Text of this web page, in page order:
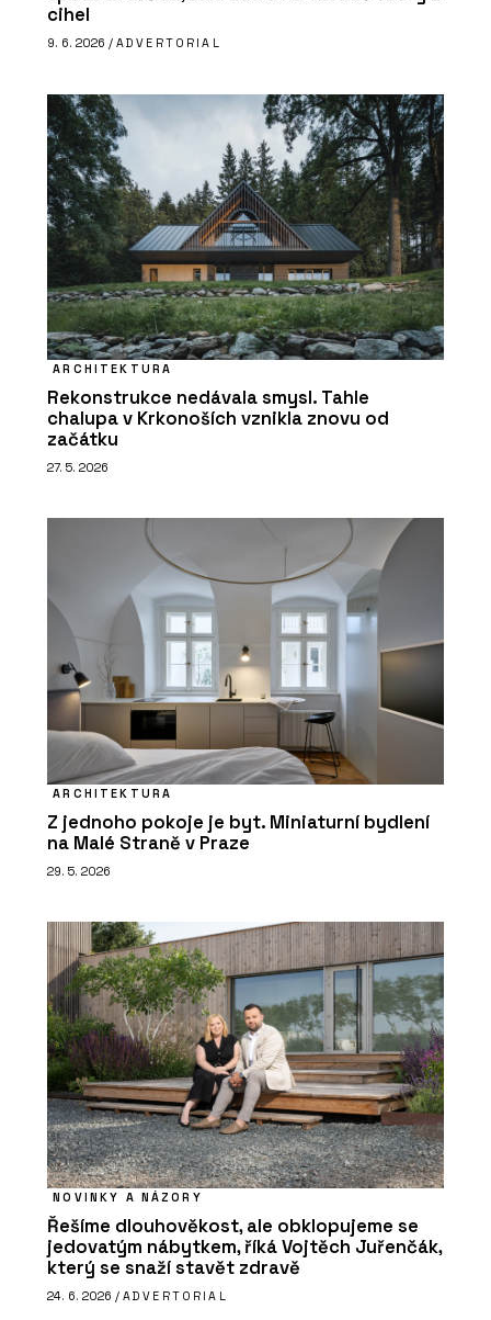
cihel
9. 6. 2026 / ADVERTORIAL
ARCHITEKTURA
Rekonstrukce nedávala smysl. Tahle
chalupa v Krkonoších vznikla znovu od
začátku
27. 5. 2026
ARCHITEKTURA
Z jednoho pokoje je byt. Miniaturní bydlení
na Malé Straně v Praze
29. 5. 2026
NOVINKY A NÁZORY
Řešíme dlouhověkost, ale obklopujeme se
jedovatým nábytkem, říká Vojtěch Juřenčák,
který se snaží stavět zdravě
24. 6. 2026 / ADVERTORIAL